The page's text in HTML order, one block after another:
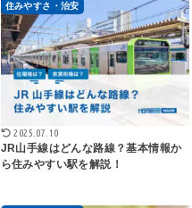
住みやすさ・治安
2025.07.10
JR山手線はどんな路線？基本情報か
ら住みやすい駅を解説！